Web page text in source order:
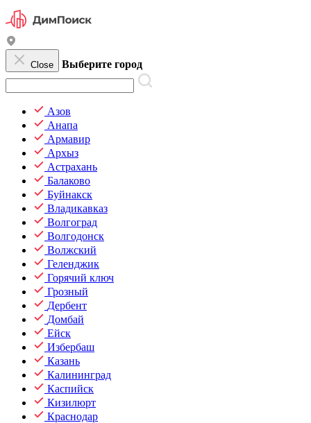
Close Выберите город
Азов
Анапа
Армавир
Архыз
Астрахань
Балаково
Буйнакск
Владикавказ
Волгоград
Волгодонск
Волжский
Геленджик
Горячий ключ
Грозный
Дербент
Домбай
Ейск
Избербаш
Казань
Калининград
Каспийск
Кизилюрт
Краснодар